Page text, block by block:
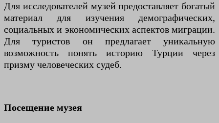
Для исследователей музей предоставляет богатый
материал для изучения демографических,
социальных и экономических аспектов миграции.
Для туристов он предлагает уникальную
возможность понять историю Турции через
призму человеческих судеб.
Посещение музея